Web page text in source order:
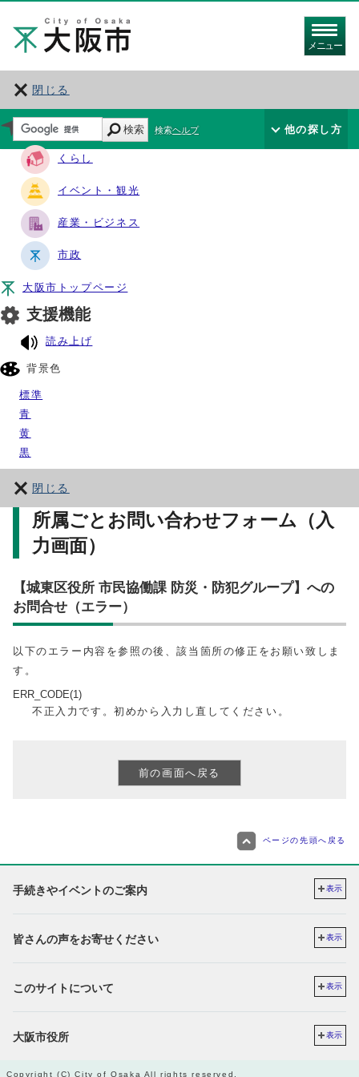
メニュー
閉じる
サイト・ナビ
くらし
イベント・観光
産業・ビジネス
市政
大阪市トップページ
支援機能
読み上げ
背景色
標準
青
黄
黒
閉じる
検索 検索ヘルプ 他の探し方
所属ごとお問い合わせフォーム（入
力画面）
【城東区役所 市民協働課 防災・防犯グループ】への
お問合せ（エラー）
以下のエラー内容を参照の後、該当箇所の修正をお願い致しま
す。
ERR_CODE(1)
不正入力です。初めから入力し直してください。
ページの先頭へ戻る
手続きやイベントのご案内 表示
皆さんの声をお寄せください 表示
このサイトについて 表示
大阪市役所 表示
Copyright (C) City of Osaka All rights reserved.